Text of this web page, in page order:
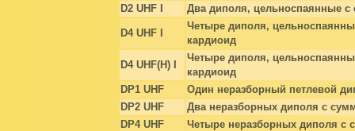
D2 UHF I Два диполя, цельноспаянные
D4 UHF I
Четыре диполя,
кардиоид
D4 UHF(H) I
Четыре диполя,
кардиоид
DP1 UHF
Один неразборный петлевой
DP2 UHF
Два неразборных диполя с
DP4 UHF
Четыре неразборных диполя с